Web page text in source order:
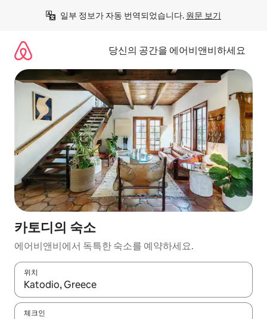
일부 정보가 자동 번역되었습니다. 원문 보기
당신의 공간을 에어비앤비하세요
카토디의 숙소
에어비앤비에서 독특한 숙소를 예약하세요.
위치
결과가 나오면 위·아래 화살표 키를 사용하거나 터치 또는 스와이
체크인